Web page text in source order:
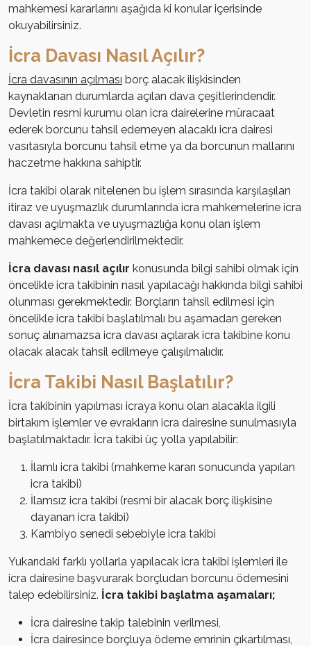
mahkemesi kararlarını aşağıda ki konular içerisinde
okuyabilirsiniz.
İcra Davası Nasıl Açılır?
İcra davasının açılması borç alacak ilişkisinden
kaynaklanan durumlarda açılan dava çeşitlerindendir.
Devletin resmi kurumu olan icra dairelerine müracaat
ederek borcunu tahsil edemeyen alacaklı icra dairesi
vasıtasıyla borcunu tahsil etme ya da borcunun mallarını
haczetme hakkına sahiptir.
İcra takibi olarak nitelenen bu işlem sırasında karşılaşılan
itiraz ve uyuşmazlık durumlarında icra mahkemelerine icra
davası açılmakta ve uyuşmazlığa konu olan işlem
mahkemece değerlendirilmektedir.
İcra davası nasıl açılır konusunda bilgi sahibi olmak için
öncelikle icra takibinin nasıl yapılacağı hakkında bilgi sahibi
olunması gerekmektedir. Borçların tahsil edilmesi için
öncelikle icra takibi başlatılmalı bu aşamadan gereken
sonuç alınamazsa icra davası açılarak icra takibine konu
olacak alacak tahsil edilmeye çalışılmalıdır.
İcra Takibi Nasıl Başlatılır?
İcra takibinin yapılması icraya konu olan alacakla ilgili
birtakım işlemler ve evrakların icra dairesine sunulmasıyla
başlatılmaktadır. İcra takibi üç yolla yapılabilir:
İlamlı icra takibi (mahkeme kararı sonucunda yapılan
icra takibi)
İlamsız icra takibi (resmi bir alacak borç ilişkisine
dayanan icra takibi)
Kambiyo senedi sebebiyle icra takibi
Yukarıdaki farklı yollarla yapılacak icra takibi işlemleri ile
icra dairesine başvurarak borçludan borcunu ödemesini
talep edebilirsiniz. İcra takibi başlatma aşamaları;
İcra dairesine takip talebinin verilmesi,
İcra dairesince borçluya ödeme emrinin çıkartılması,